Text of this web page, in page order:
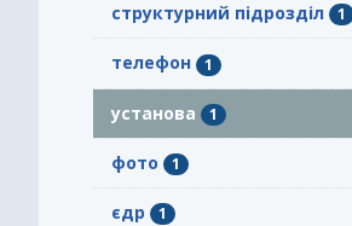
структурний підрозділ 1
телефон 1
установа 1
фото 1
єдр 1